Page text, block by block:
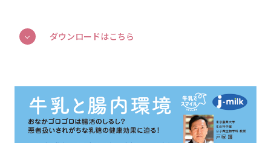
ダウンロードはこちら